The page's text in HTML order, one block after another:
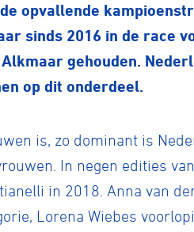
opvallende
sinds 2016 in de race
gehouden.
op dit onderdeel.
is, zo dominant is
In negen edities
in 2018. Anna van
Lorena Wiebes